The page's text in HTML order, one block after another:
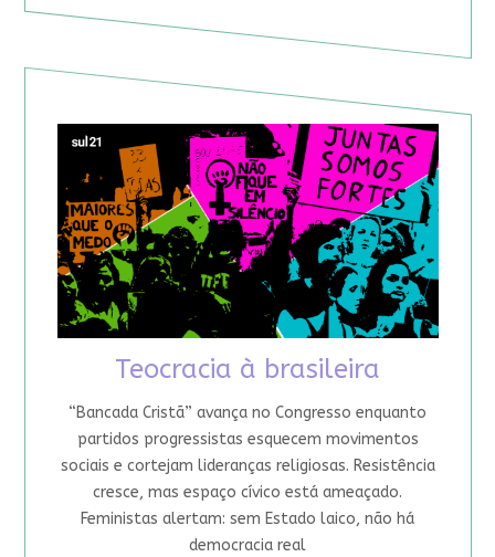
Teocracia à brasileira
“Bancada Cristã” avança no Congresso enquanto
partidos progressistas esquecem movimentos
sociais e cortejam lideranças religiosas. Resistência
cresce, mas espaço cívico está ameaçado.
Feministas alertam: sem Estado laico, não há
democracia real